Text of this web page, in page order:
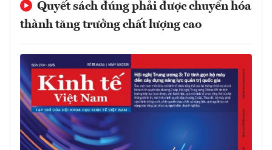
Quyết sách đúng phải được chuyển hóa
thành tăng trưởng chất lượng cao